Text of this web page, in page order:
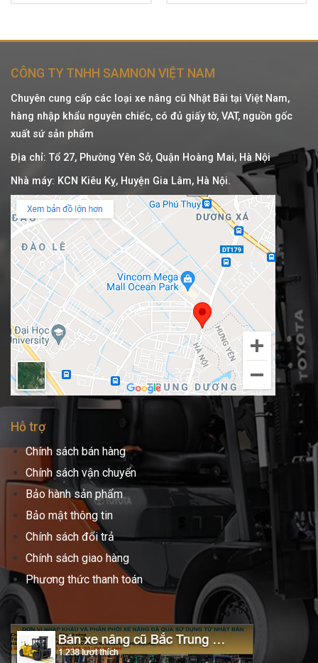
CÔNG TY TNHH SAMNON VIỆT NAM
Chuyên cung cấp các loại xe nâng cũ Nhật Bãi tại Việt Nam,
hàng nhập khẩu nguyên chiếc, có đủ giấy tờ, VAT, nguồn gốc
xuất sứ sản phẩm
Địa chỉ: Tổ 27, Phường Yên Sở, Quận Hoàng Mai, Hà Nội
Nhà máy: KCN Kiêu Kỵ, Huyện Gia Lâm, Hà Nội.
Hỗ trợ
Chính sách bán hàng
Chính sách vận chuyển
Bảo hành sản phẩm
Bảo mật thông tin
Chính sách đổi trả
Chính sách giao hàng
Phương thức thanh toán